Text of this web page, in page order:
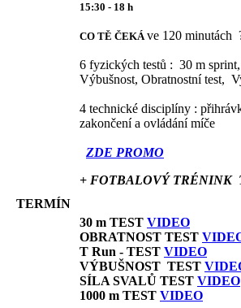
TERMÍN
15:30 - 18 h
CO TĚ ČEKÁve 120 minutách
6 fyzických testů : 30 m
Výbušnost, Obratnostní test,
4 technické disciplíny :
zakončení a ovládání míče
ZDE PROMO
+ FOTBALOVÝ TRÉNINK
30 m TEST VIDEO
OBRATNOST TEST
T Run - TEST VIDEO
VÝBUŠNOST TEST
SÍLA SVALŮ TEST VIDEO
1000 m TEST VIDEO